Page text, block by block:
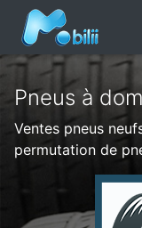
Pneus à
Ventes pneus
permutation de